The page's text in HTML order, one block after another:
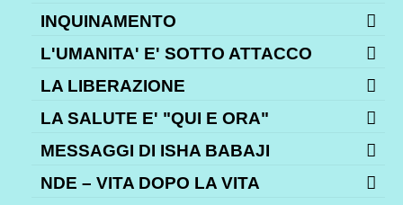
INQUINAMENTO
L'UMANITA' E' SOTTO ATTACCO
LA LIBERAZIONE
LA SALUTE E' "QUI E ORA"
MESSAGGI DI ISHA BABAJI
NDE – VITA DOPO LA VITA